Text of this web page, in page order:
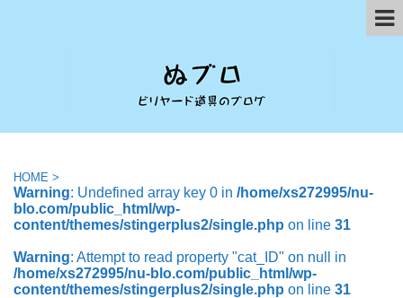
HOME >
Warning: Undefined array key 0 in /home/xs272995/nu-
blo.com/public_html/wp-
content/themes/stingerplus2/single.php on line 31
Warning: Attempt to read property "cat_ID" on null in
/home/xs272995/nu-blo.com/public_html/wp-
content/themes/stingerplus2/single.php on line 31